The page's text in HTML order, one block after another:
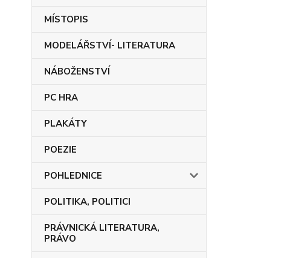
MÍSTOPIS
MODELÁŘSTVÍ- LITERATURA
NÁBOŽENSTVÍ
PC HRA
PLAKÁTY
POEZIE
POHLEDNICE
POLITIKA, POLITICI
PRÁVNICKÁ LITERATURA,
PRÁVO